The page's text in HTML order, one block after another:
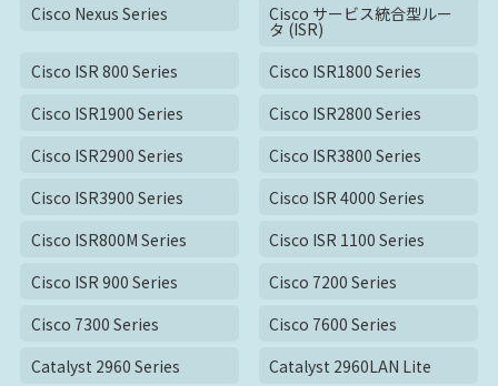
Cisco Nexus Series
Cisco サービス統合型ルー
タ (ISR)
Cisco ISR 800 Series
Cisco ISR1800 Series
Cisco ISR1900 Series
Cisco ISR2800 Series
Cisco ISR2900 Series
Cisco ISR3800 Series
Cisco ISR3900 Series
Cisco ISR 4000 Series
Cisco ISR800M Series
Cisco ISR 1100 Series
Cisco ISR 900 Series
Cisco 7200 Series
Cisco 7300 Series
Cisco 7600 Series
Catalyst 2960 Series
Catalyst 2960LAN Lite